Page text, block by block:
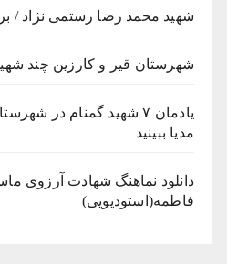
شهید محمد رضا رستمی نژاد /
شهرستان قیر و کارزین چند
یادمان ۷ شهید گمنام در
مدیا ببینید
دانلود نماهنگ شهادت آرزوی
فاطمه(استودیویی)